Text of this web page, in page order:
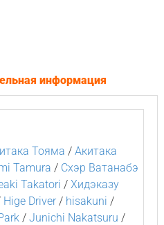
информация
Тояма / Акитака
Tamura / Cхэр Ватанабэ
Takatori / Хидэказу
Hige Driver/ hisakuni /
/ Junichi Nakatsuru /